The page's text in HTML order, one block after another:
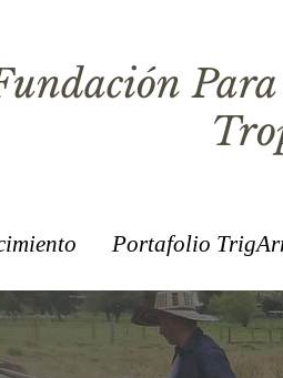
Portafolio